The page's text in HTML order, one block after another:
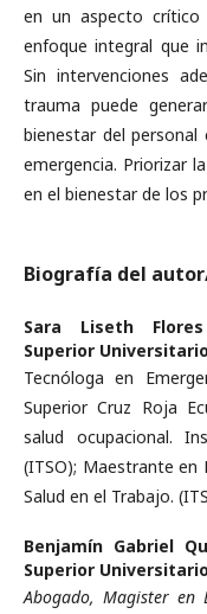
en un aspecto crítico
enfoque integral que
Sin intervenciones
trauma puede
bienestar del personal
emergencia. Priorizar
en el bienestar de los
Biografía del
Sara Liseth
Superior
Tecnóloga en
Superior Cruz Roja
salud ocupacional.
(ITSO); Maestrante en
Salud en el Trabajo.
Benjamín Gabriel
Superior
Abogado, Magister en